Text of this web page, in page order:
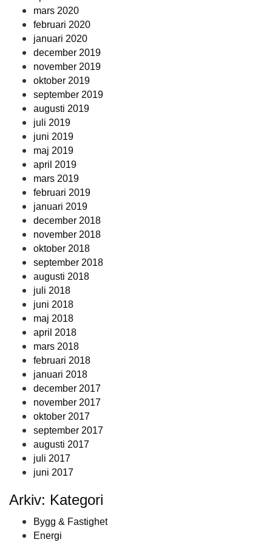
mars 2020
februari 2020
januari 2020
december 2019
november 2019
oktober 2019
september 2019
augusti 2019
juli 2019
juni 2019
maj 2019
april 2019
mars 2019
februari 2019
januari 2019
december 2018
november 2018
oktober 2018
september 2018
augusti 2018
juli 2018
juni 2018
maj 2018
april 2018
mars 2018
februari 2018
januari 2018
december 2017
november 2017
oktober 2017
september 2017
augusti 2017
juli 2017
juni 2017
Arkiv: Kategori
Bygg & Fastighet
Energi